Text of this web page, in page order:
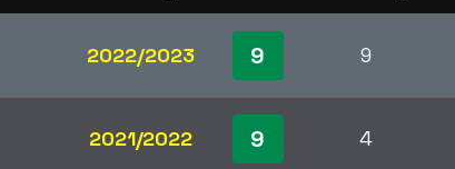
2022/2023 9 9
2021/2022 9 4